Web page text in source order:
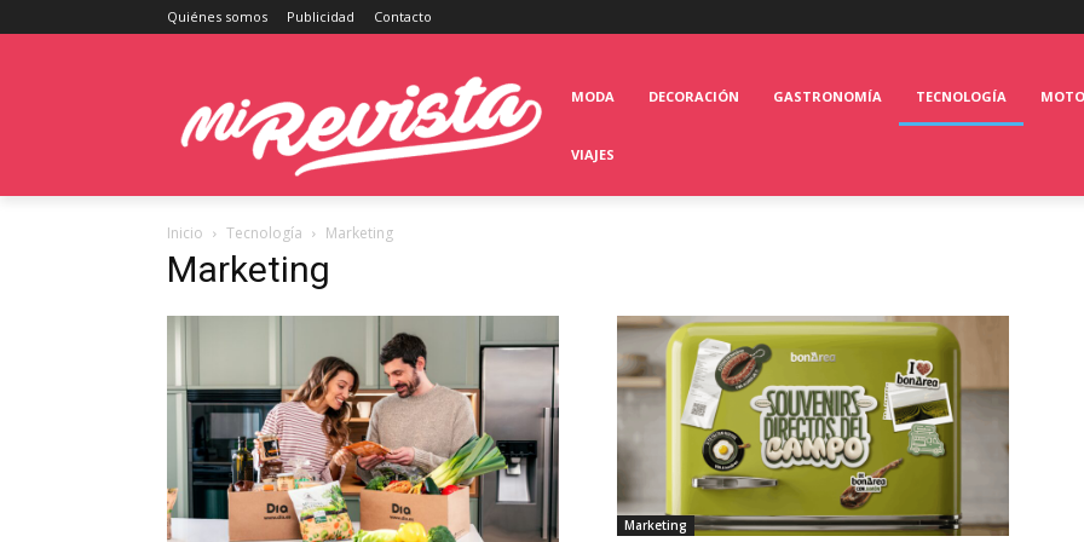
Quiénes somos Publicidad Contacto
MODA DECORACIÓN GASTRONOMÍA TECNOLOGÍA
VIAJES
Inicio Tecnología Marketing
Marketing
Marketing